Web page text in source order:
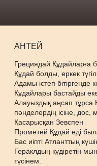
АНТЕЙ
Грециядай Құдайларға
Құдай болды, еркек
Адамы істеп бітіргенде
Құдайлары бастайды
Алауыздық аңсап тұрса
пәнделердің ісіне, дос,
Қасарысқан Зевспен
Прометей Құдай еді
Бас иіпті Атланттың
Гераклдың құдіретін
түсінем.